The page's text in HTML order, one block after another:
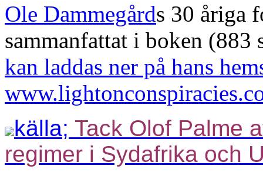
Ole Dammegårds 30 åriga
sammanfattat i boken (883
kan laddas ner på hans
källa; Tack Olof Palme
regimer i Sydafrika och